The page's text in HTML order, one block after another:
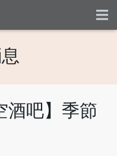
酒吧】季節